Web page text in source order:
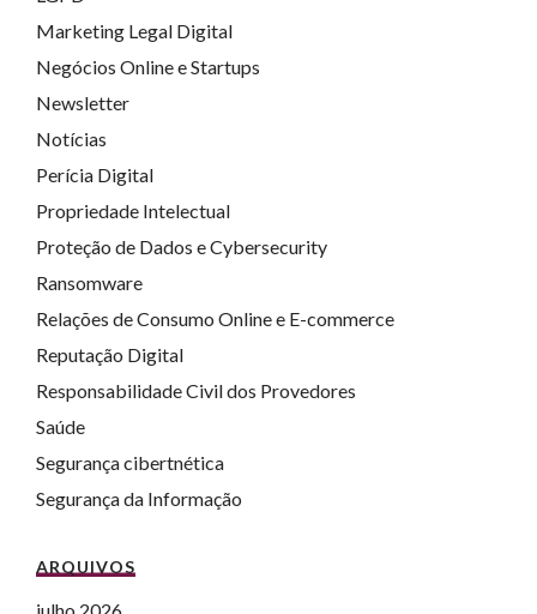
Marketing Legal Digital
Negócios Online e Startups
Newsletter
Notícias
Perícia Digital
Propriedade Intelectual
Proteção de Dados e Cybersecurity
Ransomware
Relações de Consumo Online e E-commerce
Reputação Digital
Responsabilidade Civil dos Provedores
Saúde
Segurança cibertnética
Segurança da Informação
ARQUIVOS